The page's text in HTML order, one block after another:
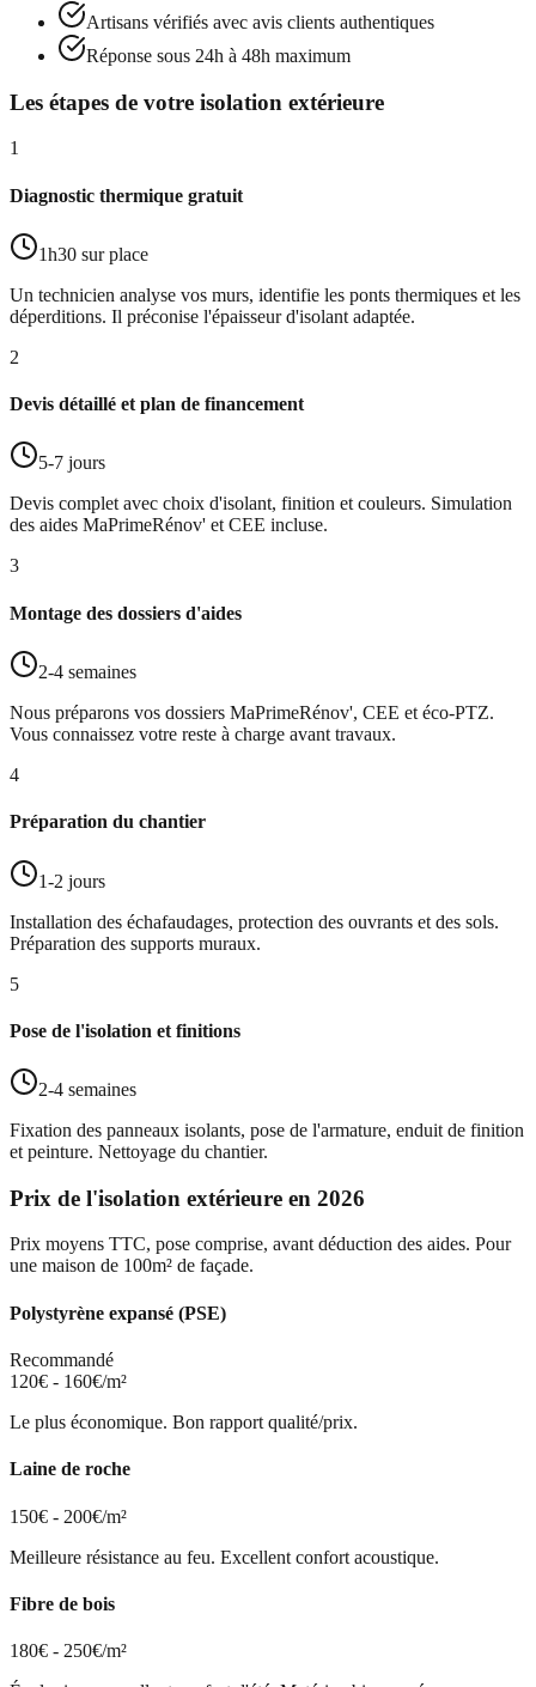
Artisans vérifiés avec avis clients authentiques
Réponse sous 24h à 48h maximum
Les étapes de votre isolation extérieure
1
Diagnostic thermique gratuit
1h30 sur place
Un technicien analyse vos murs, identifie les ponts thermiques et les
déperditions. Il préconise l'épaisseur d'isolant adaptée.
2
Devis détaillé et plan de financement
5-7 jours
Devis complet avec choix d'isolant, finition et couleurs. Simulation
des aides MaPrimeRénov' et CEE incluse.
3
Montage des dossiers d'aides
2-4 semaines
Nous préparons vos dossiers MaPrimeRénov', CEE et éco-PTZ.
Vous connaissez votre reste à charge avant travaux.
4
Préparation du chantier
1-2 jours
Installation des échafaudages, protection des ouvrants et des sols.
Préparation des supports muraux.
5
Pose de l'isolation et finitions
2-4 semaines
Fixation des panneaux isolants, pose de l'armature, enduit de finition
et peinture. Nettoyage du chantier.
Prix de l'isolation extérieure en 2026
Prix moyens TTC, pose comprise, avant déduction des aides. Pour
une maison de 100m² de façade.
Polystyrène expansé (PSE)
Recommandé
120€ - 160€/m²
Le plus économique. Bon rapport qualité/prix.
Laine de roche
150€ - 200€/m²
Meilleure résistance au feu. Excellent confort acoustique.
Fibre de bois
180€ - 250€/m²